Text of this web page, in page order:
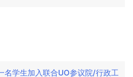
名学生加入联合UO参议院/行政工